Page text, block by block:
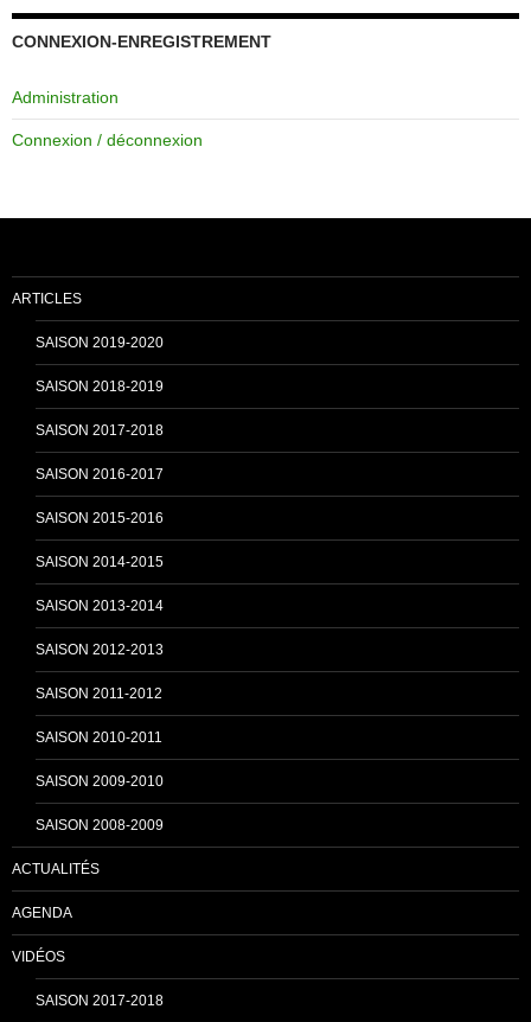
c
o
u
h
n
CONNEXION-ENREGISTREMENT
Administration
Connexion / déconnexion
ARTICLES
SAISON 2019-2020
SAISON 2018-2019
SAISON 2017-2018
SAISON 2016-2017
SAISON 2015-2016
SAISON 2014-2015
SAISON 2013-2014
SAISON 2012-2013
SAISON 2011-2012
SAISON 2010-2011
SAISON 2009-2010
SAISON 2008-2009
ACTUALITÉS
AGENDA
VIDÉOS
SAISON 2017-2018